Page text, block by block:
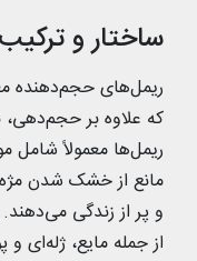
ساختار و
ریمل‌های حجم‌دهنده
که علاوه بر
ریمل‌ها معمولاً شامل
مانع از خشک شدن
و پر از زندگی
از جمله مایع، ژله‌ای